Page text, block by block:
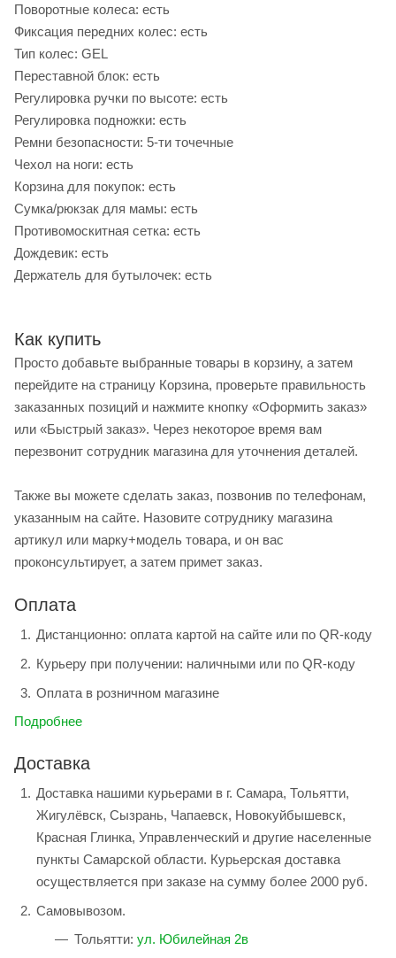
Поворотные колеса: есть
Фиксация передних колес: есть
Тип колес: GEL
Переставной блок: есть
Регулировка ручки по высоте: есть
Регулировка подножки: есть
Ремни безопасности: 5-ти точечные
Чехол на ноги: есть
Корзина для покупок: есть
Сумка/рюкзак для мамы: есть
Противомоскитная сетка: есть
Дождевик: есть
Держатель для бутылочек: есть
Как купить
Просто добавьте выбранные товары в корзину, а затем
перейдите на страницу Корзина, проверьте правильность
заказанных позиций и нажмите кнопку «Оформить заказ»
или «Быстрый заказ». Через некоторое время вам
перезвонит сотрудник магазина для уточнения деталей.
Также вы можете сделать заказ, позвонив по телефонам,
указанным на сайте. Назовите сотруднику магазина
артикул или марку+модель товара, и он вас
проконсультирует, а затем примет заказ.
Оплата
Дистанционно: оплата картой на сайте или по QR-коду
Курьеру при получении: наличными или по QR-коду
Оплата в розничном магазине
Подробнее
Доставка
Доставка нашими курьерами в г. Самара, Тольятти,
Жигулёвск, Сызрань, Чапаевск, Новокуйбышевск,
Красная Глинка, Управленческий и другие населенные
пункты Самарской области. Курьерская доставка
осуществляется при заказе на сумму более 2000 руб.
Самовывозом.
Тольятти: ул. Юбилейная 2в